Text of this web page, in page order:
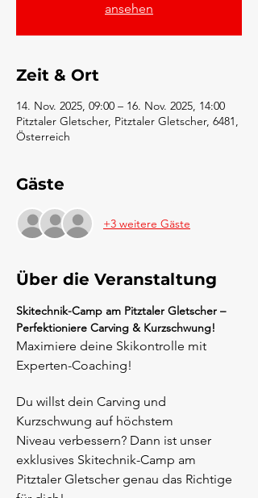
ansehen
Zeit & Ort
14. Nov. 2025, 09:00 – 16. Nov. 2025, 14:00
Pitztaler Gletscher, Pitztaler Gletscher, 6481,
Österreich
Gäste
+3 weitere Gäste
Über die Veranstaltung
Skitechnik-Camp am Pitztaler Gletscher –
Perfektioniere Carving & Kurzschwung!
Maximiere deine Skikontrolle mit
Experten-Coaching!
Du willst dein Carving und
Kurzschwung auf höchstem
Niveau verbessern? Dann ist unser
exklusives Skitechnik-Camp am
Pitztaler Gletscher genau das Richtige